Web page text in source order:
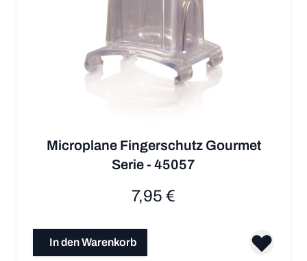
Microplane Fingerschutz Gourmet
Serie - 45057
7,95 €
In den Warenkorb